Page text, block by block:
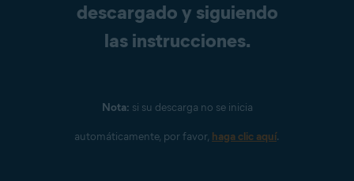
descargado y siguiendo
las instrucciones.
Nota: si su descarga no se inicia
automáticamente, por favor, haga clic aquí.